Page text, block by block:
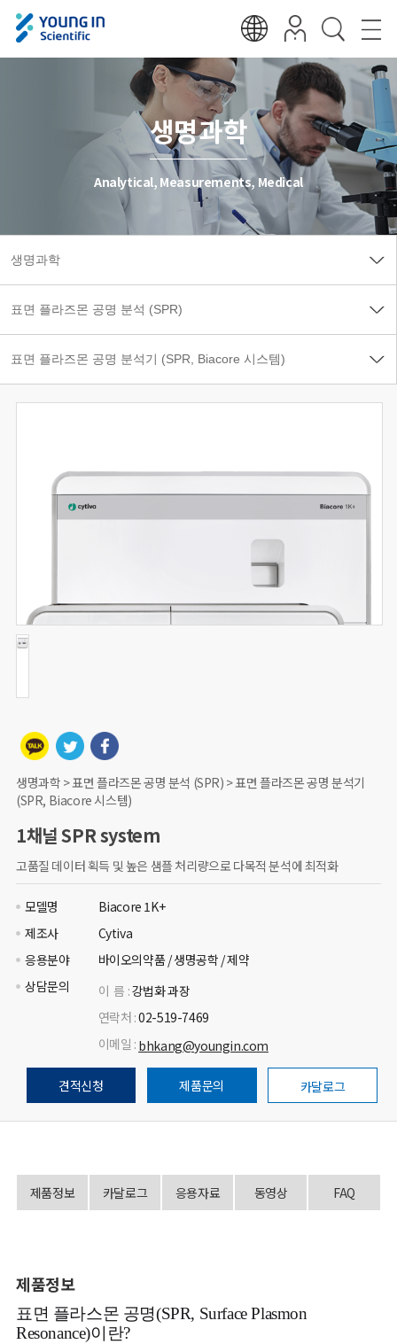
생명과학
Analytical, Measurements, Medical
생명과학 > 표면 플라즈몬 공명 분석 (SPR) > 표면 플라즈몬 공명 분석기
(SPR, Biacore 시스템)
1채널 SPR system
고품질 데이터 획득 및 높은 샘플 처리량으로 다목적 분석에 최적화
모델명
Biacore 1K+
제조사
Cytiva
응용분야
바이오의약품 / 생명공학 / 제약
상담문의
이 름 :강법화 과장
연락처 :02-519-7469
이메일 : bhkang@youngin.com
견적신청 제품문의 카달로그
제품정보 카달로그 응용자료 동영상 FAQ
제품정보
표면 플라스몬 공명(SPR, Surface Plasmon
Resonance)이란?